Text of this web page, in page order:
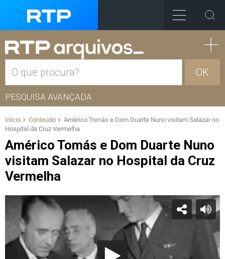
OK
PESQUISA AVANÇADA
Início Conteúdo
Américo Tomás e Dom Duarte Nuno visitam Salazar no
Hospital da Cruz Vermelha
Américo Tomás e Dom Duarte Nuno
visitam Salazar no Hospital da Cruz
Vermelha